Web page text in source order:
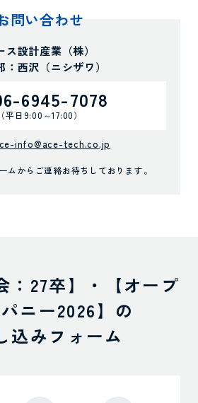
問い合わせ
ス設計産業（株）
：西沢（ニシザワ）
6945-7078
（平日9:00～17:00）
info@ace-tech.co.jp
ムからご連絡お待ちしております。
：27卒】・【オープ
ニー2026】の
込みフォーム